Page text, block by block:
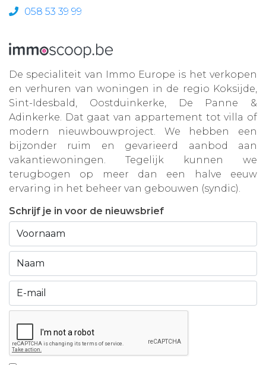
058 53 39 99
De specialiteit van Immo Europe is het verkopen
en verhuren van woningen in de regio Koksijde,
Sint-Idesbald, Oostduinkerke, De Panne &
Adinkerke. Dat gaat van appartement tot villa of
modern nieuwbouwproject. We hebben een
bijzonder ruim en gevarieerd aanbod aan
vakantiewoningen. Tegelijk kunnen we
terugbogen op meer dan een halve eeuw
ervaring in het beheer van gebouwen (syndic).
Schrijf je in voor de nieuwsbrief